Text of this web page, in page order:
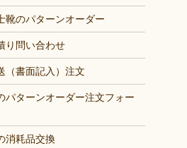
靴のパターンオーダー
り問い合わせ
（書面記入）注文
パターンオーダー注文フォー
消耗品交換